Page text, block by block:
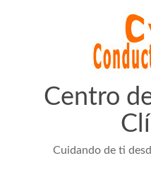
Centro
Cuidando de ti